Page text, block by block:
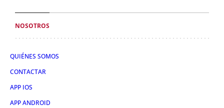
NOSOTROS
QUIÉNES SOMOS
CONTACTAR
APP IOS
APP ANDROID